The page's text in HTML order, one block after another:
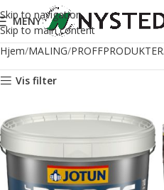
Skip to navigation
Skip to main content
MENY
Hjem MALING PROFFPRODUKTER
Vis filter